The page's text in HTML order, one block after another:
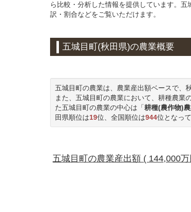
ら比較・分析した情報を提供しています。
訳・割合などをご覧いただけます。
五城目町(秋田県)の農業概要
五城目町の農業は、農業産出額ベースで、
また、五城目町の農業において、耕種農業
た五城目町の農業の中心は「耕種(農作物)
田県順位は19位、全国順位は944位となっ
五城目町の農業産出額 ( 144,000